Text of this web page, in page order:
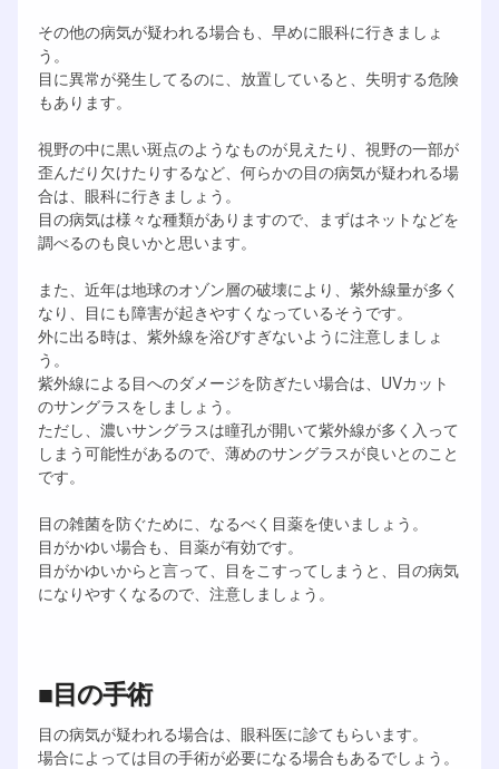
その他の病気が疑われる場合も、早めに眼科に行きましょ
う。
目に異常が発生してるのに、放置していると、失明する危険
もあります。
視野の中に黒い斑点のようなものが見えたり、視野の一部が
歪んだり欠けたりするなど、何らかの目の病気が疑われる場
合は、眼科に行きましょう。
目の病気は様々な種類がありますので、まずはネットなどを
調べるのも良いかと思います。
また、近年は地球のオゾン層の破壊により、紫外線量が多く
なり、目にも障害が起きやすくなっているそうです。
外に出る時は、紫外線を浴びすぎないように注意しましょ
う。
紫外線による目へのダメージを防ぎたい場合は、UVカット
のサングラスをしましょう。
ただし、濃いサングラスは瞳孔が開いて紫外線が多く入って
しまう可能性があるので、薄めのサングラスが良いとのこと
です。
目の雑菌を防ぐために、なるべく目薬を使いましょう。
目がかゆい場合も、目薬が有効です。
目がかゆいからと言って、目をこすってしまうと、目の病気
になりやすくなるので、注意しましょう。
■目の手術
目の病気が疑われる場合は、眼科医に診てもらいます。
場合によっては目の手術が必要になる場合もあるでしょう。